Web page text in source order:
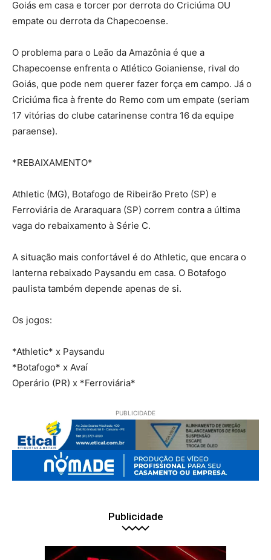
Goiás em casa e torcer por derrota do Criciúma OU
empate ou derrota da Chapecoense.
O problema para o Leão da Amazônia é que a
Chapecoense enfrenta o Atlético Goianiense, rival do
Goiás, que pode nem querer fazer força em campo. Já o
Criciúma fica à frente do Remo com um empate (seriam
17 vitórias do clube catarinense contra 16 da equipe
paraense).
*REBAIXAMENTO*
Athletic (MG), Botafogo de Ribeirão Preto (SP) e
Ferroviária de Araraquara (SP) correm contra a última
vaga do rebaixamento à Série C.
A situação mais confortável é do Athletic, que encara o
lanterna rebaixado Paysandu em casa. O Botafogo
paulista também depende apenas de si.
Os jogos:
*Athletic* x Paysandu
*Botafogo* x Avaí
Operário (PR) x *Ferroviária*
PUBLICIDADE
Publicidade